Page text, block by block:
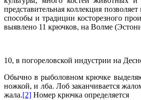
представительная коллекция
способы и традиции косторезного
выявлено 11 крючков, на Волме
10, в погореловской индустрии на
Обычно в рыболовном крючке
ножкой, и лба. Лоб заканчивается
жала.[2] Номер крючка определяется